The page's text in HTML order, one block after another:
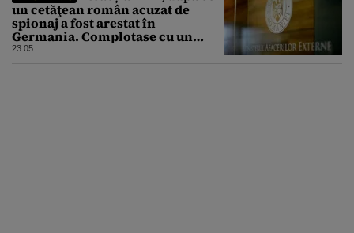
un cetăţean român acuzat de
spionaj a fost arestat în
Germania. Complotase cu un
ucrainean ca să asasineze un
23:05